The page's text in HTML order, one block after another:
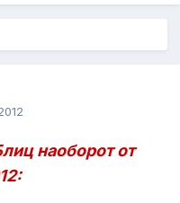
наоборот от